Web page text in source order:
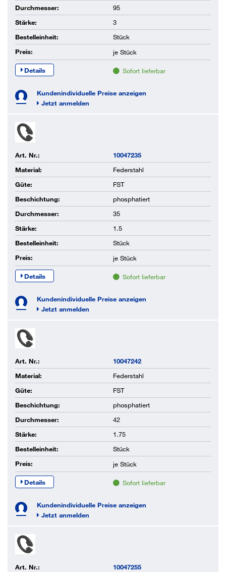
Durchmesser:
95
Stärke:
3
Bestelleinheit:
Stück
Preis:
je Stück
Details Sofort lieferbar
Kundenindividuelle Preise anzeigen
Jetzt anmelden
Art. Nr.:
10047235
Material:
Federstahl
Güte:
FST
Beschichtung:
phosphatiert
Durchmesser:
35
Stärke:
1.5
Bestelleinheit:
Stück
Preis:
je Stück
Details Sofort lieferbar
Kundenindividuelle Preise anzeigen
Jetzt anmelden
Art. Nr.:
10047242
Material:
Federstahl
Güte:
FST
Beschichtung:
phosphatiert
Durchmesser:
42
Stärke:
1.75
Bestelleinheit:
Stück
Preis:
je Stück
Details Sofort lieferbar
Kundenindividuelle Preise anzeigen
Jetzt anmelden
Art. Nr.: 10047255